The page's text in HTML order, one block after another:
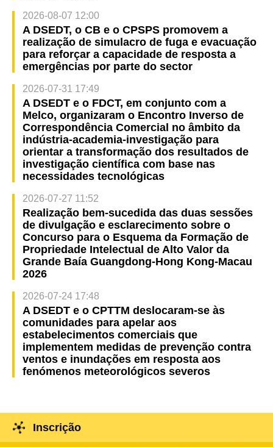
2026-08-07 12:00
A DSEDT, o CB e o CPSPS promovem a
realização de simulacro de fuga e evacuação
para reforçar a capacidade de resposta a
emergências por parte do sector
2026-07-31 17:49
A DSEDT e o FDCT, em conjunto com a
Melco, organizaram o Encontro Inverso de
Correspondência Comercial no âmbito da
indústria-academia-investigação para
orientar a transformação dos resultados de
investigação científica com base nas
necessidades tecnológicas
2026-07-27 11:52
Realização bem-sucedida das duas sessões
de divulgação e esclarecimento sobre o
Concurso para o Esquema da Formação de
Propriedade Intelectual de Alto Valor da
Grande Baía Guangdong-Hong Kong-Macau
2026
2026-07-24 17:48
A DSEDT e o CPTTM deslocaram-se às
comunidades para apelar aos
estabelecimentos comerciais que
implementem medidas de prevenção contra
ventos e inundações em resposta aos
fenómenos meteorológicos severos
Inscrição